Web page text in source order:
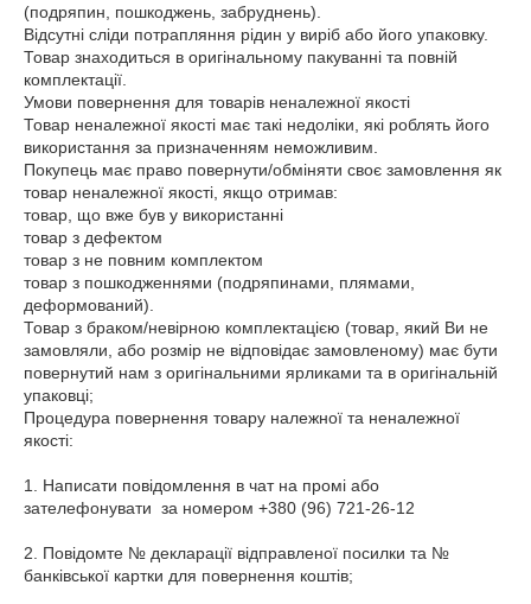
(подряпин, пошкоджень, забруднень).
Відсутні сліди потрапляння рідин у виріб або його упаковку.
Товар знаходиться в оригінальному пакуванні та повній
комплектації.
Умови повернення для товарів неналежної якості
Товар неналежної якості має такі недоліки, які роблять його
використання за призначенням неможливим.
Покупець має право повернути/обміняти своє замовлення як
товар неналежної якості, якщо отримав:
товар, що вже був у використанні
товар з дефектом
товар з не повним комплектом
товар з пошкодженнями (подряпинами, плямами,
деформований).
Товар з браком/невірною комплектацією (товар, який Ви не
замовляли, або розмір не відповідає замовленому) має бути
повернутий нам з оригінальними ярликами та в оригінальній
упаковці;
Процедура повернення товару належної та неналежної
якості:
1. Написати повідомлення в чат на промі або
зателефонувати  за номером +380 (96) 721-26-12
2. Повідомте № декларації відправленої посилки та №
банківської картки для повернення коштів;